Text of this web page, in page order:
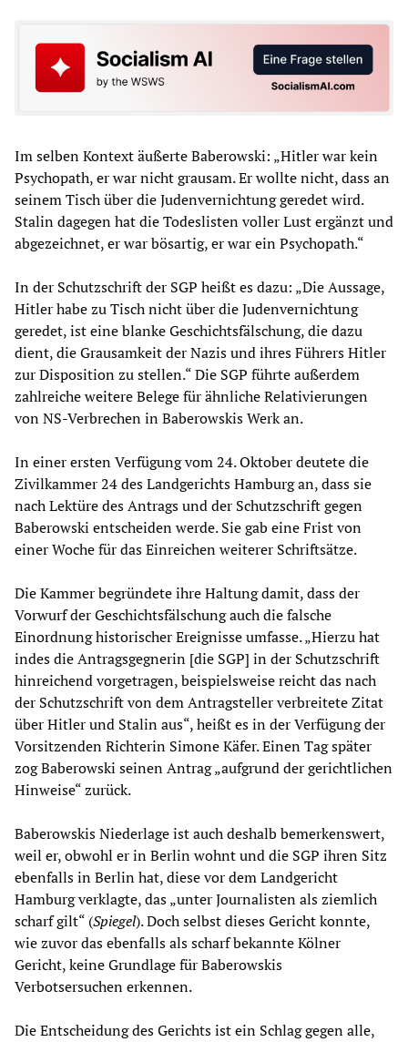
Im selben Kontext äußerte Baberowski: „Hitler war kein
Psychopath, er war nicht grausam. Er wollte nicht, dass an
seinem Tisch über die Judenvernichtung geredet wird.
Stalin dagegen hat die Todeslisten voller Lust ergänzt und
abgezeichnet, er war bösartig, er war ein Psychopath.“
In der Schutzschrift der SGP heißt es dazu: „Die Aussage,
Hitler habe zu Tisch nicht über die Judenvernichtung
geredet, ist eine blanke Geschichtsfälschung, die dazu
dient, die Grausamkeit der Nazis und ihres Führers Hitler
zur Disposition zu stellen.“ Die SGP führte außerdem
zahlreiche weitere Belege für ähnliche Relativierungen
von NS-Verbrechen in Baberowskis Werk an.
In einer ersten Verfügung vom 24. Oktober deutete die
Zivilkammer 24 des Landgerichts Hamburg an, dass sie
nach Lektüre des Antrags und der Schutzschrift gegen
Baberowski entscheiden werde. Sie gab eine Frist von
einer Woche für das Einreichen weiterer Schriftsätze.
Die Kammer begründete ihre Haltung damit, dass der
Vorwurf der Geschichtsfälschung auch die falsche
Einordnung historischer Ereignisse umfasse. „Hierzu hat
indes die Antragsgegnerin [die SGP] in der Schutzschrift
hinreichend vorgetragen, beispielsweise reicht das nach
der Schutzschrift von dem Antragsteller verbreitete Zitat
über Hitler und Stalin aus“, heißt es in der Verfügung der
Vorsitzenden Richterin Simone Käfer. Einen Tag später
zog Baberowski seinen Antrag „aufgrund der gerichtlichen
Hinweise“ zurück.
Baberowskis Niederlage ist auch deshalb bemerkenswert,
weil er, obwohl er in Berlin wohnt und die SGP ihren Sitz
ebenfalls in Berlin hat, diese vor dem Landgericht
Hamburg verklagte, das „unter Journalisten als ziemlich
scharf gilt“ (Spiegel). Doch selbst dieses Gericht konnte,
wie zuvor das ebenfalls als scharf bekannte Kölner
Gericht, keine Grundlage für Baberowskis
Verbotsersuchen erkennen.
Die Entscheidung des Gerichts ist ein Schlag gegen alle,